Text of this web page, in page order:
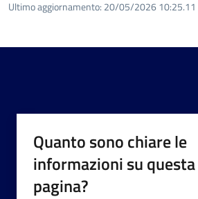
Ultimo aggiornamento: 20/05/2026 10:25.11
Quanto sono chiare le
informazioni su questa
pagina?